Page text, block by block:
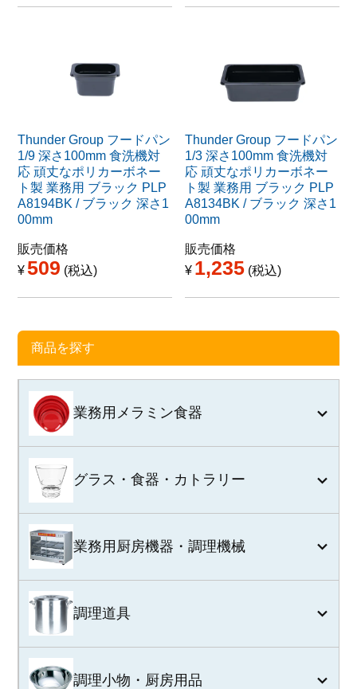
Thunder Group フードパン
1/9 深さ100mm 食洗機対
応 頑丈なポリカーボネー
ト製 業務用 ブラック PLP
A8194BK / ブラック 深さ1
00mm
販売価格
¥509 税込
Thunder Group フードパン
1/3 深さ100mm 食洗機対
応 頑丈なポリカーボネー
ト製 業務用 ブラック PLP
A8134BK / ブラック 深さ1
00mm
販売価格
¥ 1,235 税込
商品を探す
業務用メラミン食器
グラス・食器・カトラリー
業務用厨房機器・調理機械
調理道具
調理小物・厨房用品